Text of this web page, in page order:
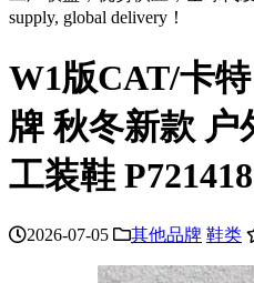
supply, global delivery！
W1版CAT/卡
牌 秋冬新款 户
工装鞋 P721418
2026-07-05 其他品牌 鞋类